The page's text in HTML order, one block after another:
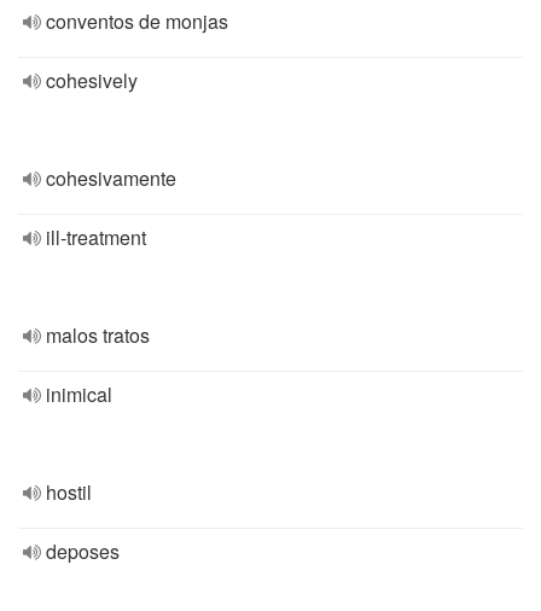
conventos de monjas
cohesively
cohesivamente
ill-treatment
malos tratos
inimical
hostil
deposes